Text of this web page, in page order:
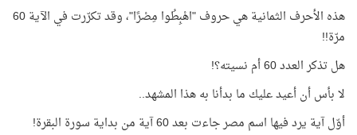
هذه الأحرف الثمانية هي حروف "اهْبِطُوا مِصْرًا"، وقد تكرّرت في الآية 60
مرّة!!
هل تذكر العدد 60 أم نسيته؟!
لا بأس أن أعيد عليك ما بدأنا به هذا المشهد..
أوّل آية يرد فيها اسم مصر جاءت بعد 60 آية من بداية سورة البقرة!